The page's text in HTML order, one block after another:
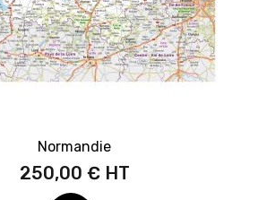
Normandie
250,00 €